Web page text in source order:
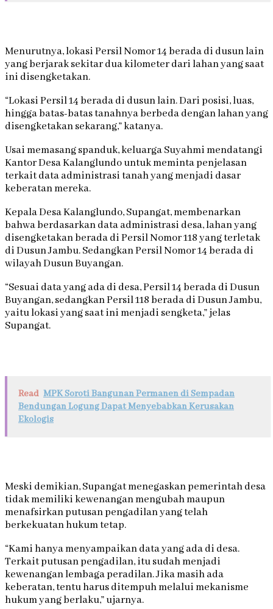
Menurutnya, lokasi Persil Nomor 14 berada di dusun lain
yang berjarak sekitar dua kilometer dari lahan yang saat
ini disengketakan.
“Lokasi Persil 14 berada di dusun lain. Dari posisi, luas,
hingga batas-batas tanahnya berbeda dengan lahan yang
disengketakan sekarang,” katanya.
Usai memasang spanduk, keluarga Suyahmi mendatangi
Kantor Desa Kalanglundo untuk meminta penjelasan
terkait data administrasi tanah yang menjadi dasar
keberatan mereka.
Kepala Desa Kalanglundo, Supangat, membenarkan
bahwa berdasarkan data administrasi desa, lahan yang
disengketakan berada di Persil Nomor 118 yang terletak
di Dusun Jambu. Sedangkan Persil Nomor 14 berada di
wilayah Dusun Buyangan.
“Sesuai data yang ada di desa, Persil 14 berada di Dusun
Buyangan, sedangkan Persil 118 berada di Dusun Jambu,
yaitu lokasi yang saat ini menjadi sengketa,” jelas
Supangat.
Read MPK Soroti Bangunan Permanen di Sempadan
Bendungan Logung Dapat Menyebabkan Kerusakan
Ekologis
Meski demikian, Supangat menegaskan pemerintah desa
tidak memiliki kewenangan mengubah maupun
menafsirkan putusan pengadilan yang telah
berkekuatan hukum tetap.
“Kami hanya menyampaikan data yang ada di desa.
Terkait putusan pengadilan, itu sudah menjadi
kewenangan lembaga peradilan. Jika masih ada
keberatan, tentu harus ditempuh melalui mekanisme
hukum yang berlaku,” ujarnya.